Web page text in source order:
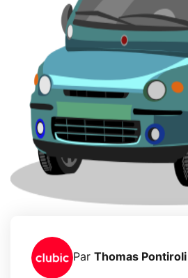
Par Thomas Pontiroli